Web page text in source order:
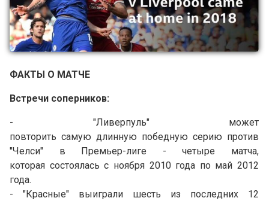
ФАКТЫ О МАТЧЕ
Встречи соперников:
- "Ливерпуль" может
повторить самую длинную победную серию против
"Челси" в Премьер-лиге - четыре матча,
которая состоялась с ноября 2010 года по май 2012
года.
- "Красные" выиграли шесть из последних 12